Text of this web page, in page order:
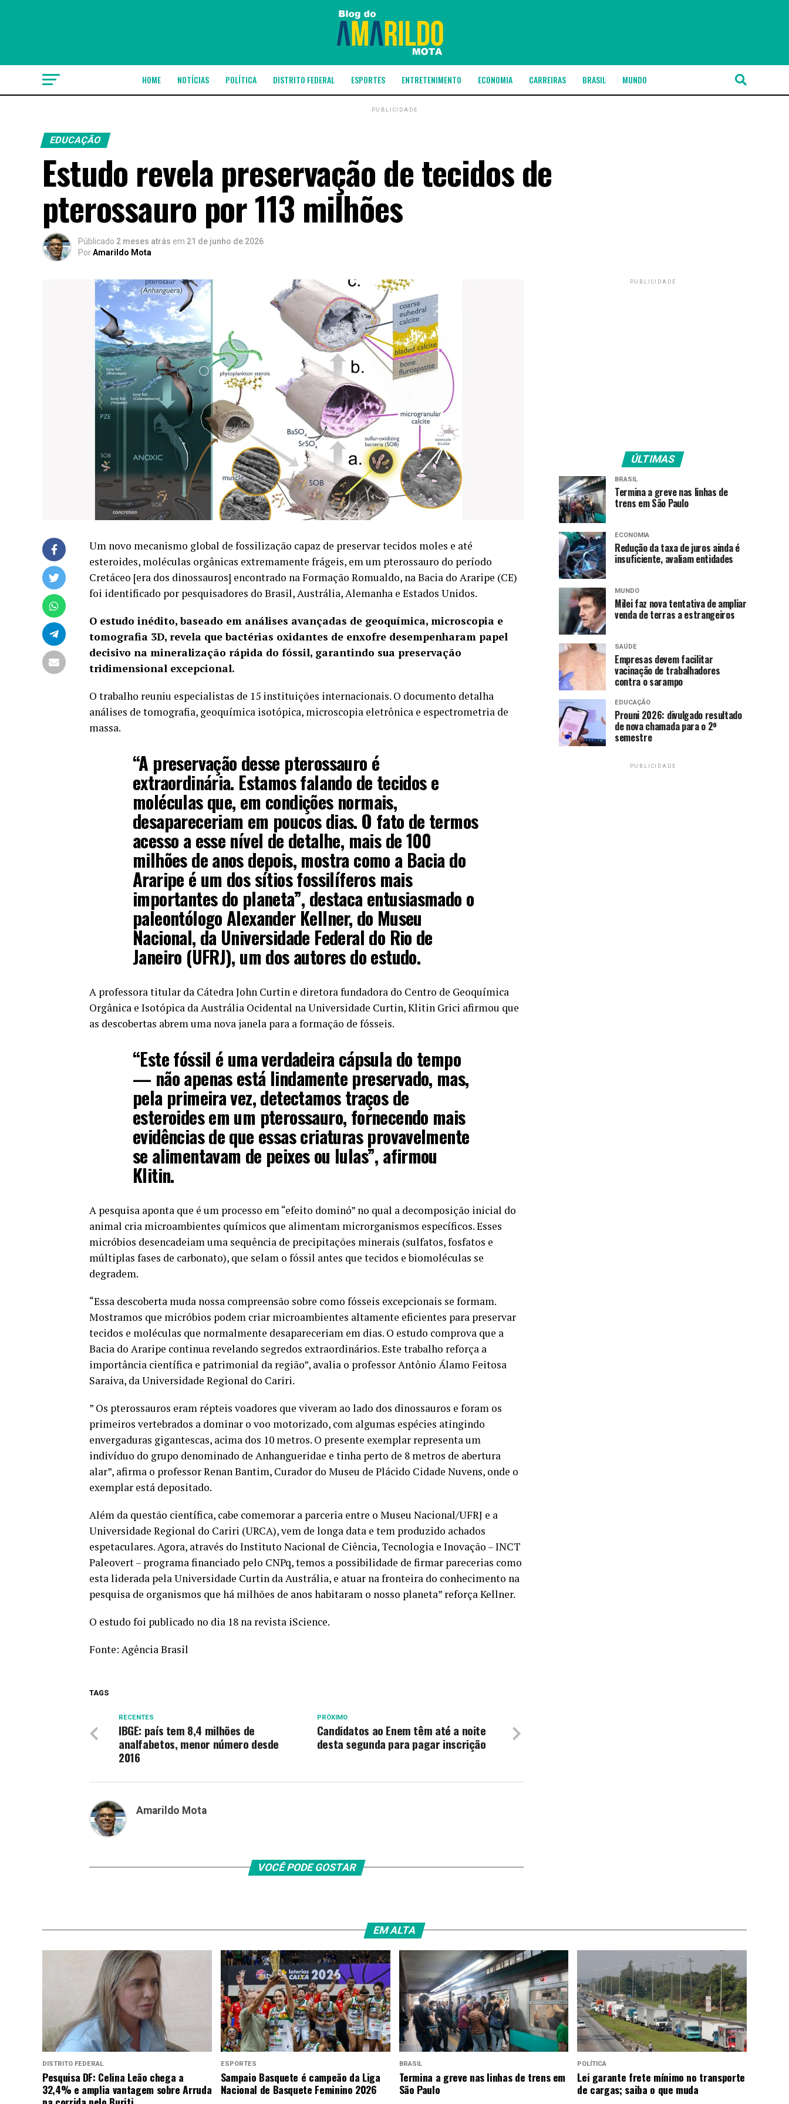
HOME NOTÍCIAS POLÍTICA DISTRITO FEDERAL ESPORTES ENTRETENIMENTO ECONOMIA CARREIRAS BRASIL MUNDO
PUBLICIDADE
EDUCAÇÃO
Estudo revela preservação de tecidos de
pterossauro por 113 milhões
Públicado 2 meses atrás em 21 de junho de 2026
PorAmarildo Mota
Um novo mecanismo global de fossilização capaz de preservar tecidos moles e até
esteroides, moléculas orgânicas extremamente frágeis, em um pterossauro do período
Cretáceo [era dos dinossauros] encontrado na Formação Romualdo, na Bacia do Araripe (CE)
foi identificado por pesquisadores do Brasil, Austrália, Alemanha e Estados Unidos.
O estudo inédito, baseado em análises avançadas de geoquímica, microscopia e
tomografia 3D, revela que bactérias oxidantes de enxofre desempenharam papel
decisivo na mineralização rápida do fóssil, garantindo sua preservação
tridimensional excepcional.
O trabalho reuniu especialistas de 15 instituições internacionais. O documento detalha
análises de tomografia, geoquímica isotópica, microscopia eletrônica e espectrometria de
massa.
“A preservação desse pterossauro é
extraordinária. Estamos falando de tecidos e
moléculas que, em condições normais,
desapareceriam em poucos dias. O fato de termos
acesso a esse nível de detalhe, mais de 100
milhões de anos depois, mostra como a Bacia do
Araripe é um dos sítios fossilíferos mais
importantes do planeta”, destaca entusiasmado o
paleontólogo Alexander Kellner, do Museu
Nacional, da Universidade Federal do Rio de
Janeiro (UFRJ), um dos autores do estudo.
A professora titular da Cátedra John Curtin e diretora fundadora do Centro de Geoquímica
Orgânica e Isotópica da Austrália Ocidental na Universidade Curtin, Klitin Grici afirmou que
as descobertas abrem uma nova janela para a formação de fósseis.
“Este fóssil é uma verdadeira cápsula do tempo
— não apenas está lindamente preservado, mas,
pela primeira vez, detectamos traços de
esteroides em um pterossauro, fornecendo mais
evidências de que essas criaturas provavelmente
se alimentavam de peixes ou lulas”, afirmou
Klitin.
A pesquisa aponta que é um processo em “efeito dominó” no qual a decomposição inicial do
animal cria microambientes químicos que alimentam microrganismos específicos. Esses
micróbios desencadeiam uma sequência de precipitações minerais (sulfatos, fosfatos e
múltiplas fases de carbonato), que selam o fóssil antes que tecidos e biomoléculas se
degradem.
“Essa descoberta muda nossa compreensão sobre como fósseis excepcionais se formam.
Mostramos que micróbios podem criar microambientes altamente eficientes para preservar
tecidos e moléculas que normalmente desapareceriam em dias. O estudo comprova que a
Bacia do Araripe continua revelando segredos extraordinários. Este trabalho reforça a
importância científica e patrimonial da região”, avalia o professor Antônio Álamo Feitosa
Saraiva, da Universidade Regional do Cariri.
” Os pterossauros eram répteis voadores que viveram ao lado dos dinossauros e foram os
primeiros vertebrados a dominar o voo motorizado, com algumas espécies atingindo
envergaduras gigantescas, acima dos 10 metros. O presente exemplar representa um
indivíduo do grupo denominado de Anhangueridae e tinha perto de 8 metros de abertura
alar”, afirma o professor Renan Bantim, Curador do Museu de Plácido Cidade Nuvens, onde o
exemplar está depositado.
Além da questão científica, cabe comemorar a parceria entre o Museu Nacional/UFRJ e a
Universidade Regional do Cariri (URCA), vem de longa data e tem produzido achados
espetaculares. Agora, através do Instituto Nacional de Ciência, Tecnologia e Inovação – INCT
Paleovert – programa financiado pelo CNPq, temos a possibilidade de firmar parecerias como
esta liderada pela Universidade Curtin da Austrália, e atuar na fronteira do conhecimento na
pesquisa de organismos que há milhões de anos habitaram o nosso planeta” reforça Kellner.
O estudo foi publicado no dia 18 na revista iScience.
Fonte: Agência Brasil
TAGS
PRÓXIMO
Candidatos ao Enem têm até a noite
desta segunda para pagar inscrição
RECENTES
IBGE: país tem 8,4 milhões de
analfabetos, menor número desde
2016
Amarildo Mota
VOCÊ PODE GOSTAR
PUBLICIDADE
ÚLTIMAS
BRASIL
Termina a greve nas linhas de
trens em São Paulo
ECONOMIA
Redução da taxa de juros ainda é
insuficiente, avaliam entidades
MUNDO
Milei faz nova tentativa de ampliar
venda de terras a estrangeiros
SAÚDE
Empresas devem facilitar
vacinação de trabalhadores
contra o sarampo
EDUCAÇÃO
Prouni 2026: divulgado resultado
de nova chamada para o 2º
semestre
PUBLICIDADE
EM ALTA
DISTRITO FEDERAL
Pesquisa DF: Celina Leão chega a
32,4% e amplia vantagem sobre Arruda
ESPORTES
Sampaio Basquete é campeão da Liga
Nacional de Basquete Feminino 2026
BRASIL
Termina a greve nas linhas de trens em
São Paulo
POLÍTICA
Lei garante frete mínimo no transporte
de cargas; saiba o que muda